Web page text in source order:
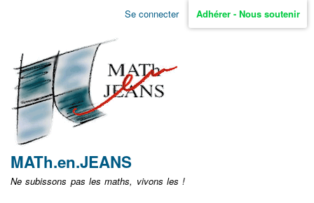
Aller
non
identifié
Se connecter Adhérer - Nous soutenir
MATh.en.JEANS
Ne subissons pas les maths, vivons les !